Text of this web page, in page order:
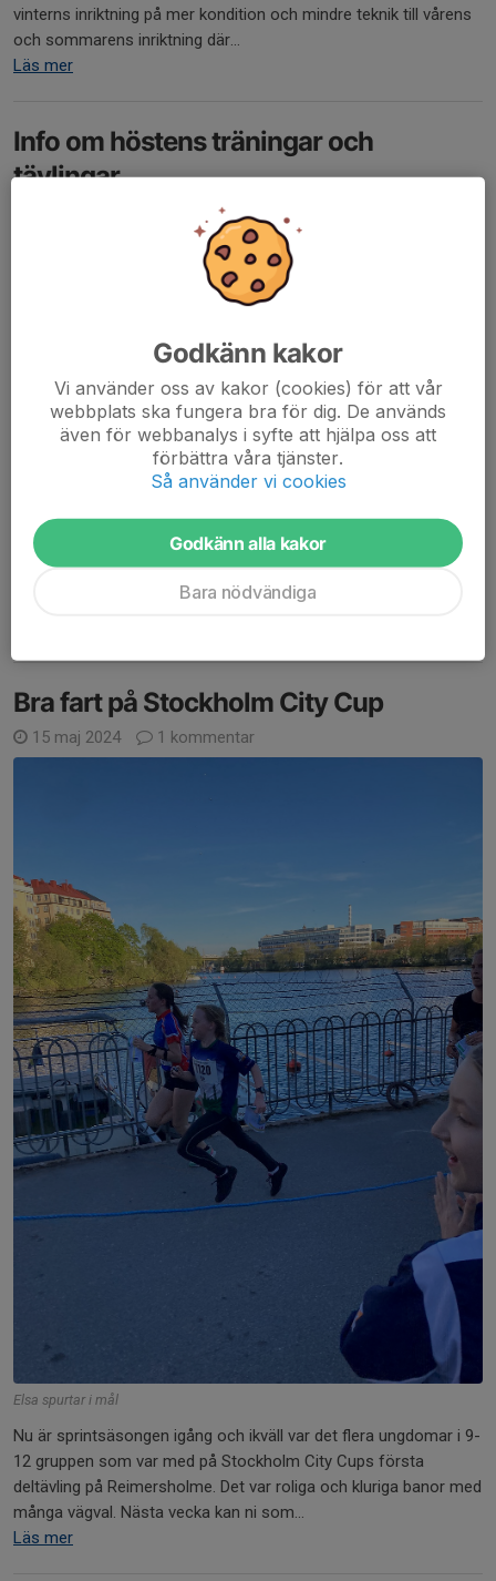
vinterns inriktning på mer kondition och mindre teknik till vårens
och sommarens inriktning där...
Läs mer
Info om höstens träningar och
tävlingar
0 kommentarer
Den här terminen kommer vi att förändra en del i upplägget på
träningarna för att alla barn ska få möjlighet att utvecklas i sin
orientering och så småningom vara redo att ta klivet in i nästa
Till att börja med så...
Läs mer
Avslutning och viktiga datum i höst
0 kommentarer
Nu på torsdag 6 juni är det ingen organiserad träning pga
nationaldagen. Torsdag 13 juni har klubben sommaravslutning
springa den roliga klubbtävlingen...
Bra fart på Stockholm City Cup
15 maj 2024 1 kommentar
Elsa spurtar i mål
Nu är sprintsäsongen igång och ikväll var det flera ungdomar i 9-
12 gruppen som var med på Stockholm City Cups första
deltävling på Reimersholme. Det var roliga och kluriga banor med
många vägval. Nästa vecka kan ni som...
Läs mer
Godkänn kakor
Vi använder oss av kakor (cookies) för att vår
webbplats ska fungera bra för dig. De används
även för webbanalys i syfte att hjälpa oss att
förbättra våra tjänster.
Så använder vi cookies
Godkänn alla kakor
Bara nödvändiga